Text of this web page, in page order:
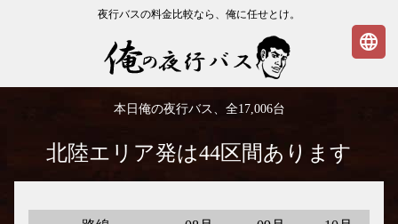
夜行バスの料金比較なら、俺に任せとけ。
本日俺の夜行バス、全17,006台
北陸エリア発は44区間あります
language